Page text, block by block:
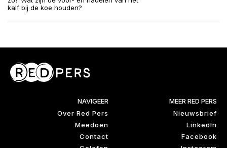
kalf bij de koe houden?
NAVIGEER
Over Red Pers
Meedoen
Contact
MEER RED PERS
Nieuwsbrief
LinkedIn
Facebook